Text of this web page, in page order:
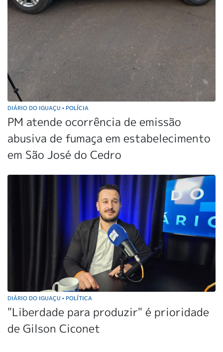
DIÁRIO DO IGUAÇU • POLÍCIA
PM atende ocorrência de emissão
abusiva de fumaça em estabelecimento
em São José do Cedro
DIÁRIO DO IGUAÇU • POLÍTICA
"Liberdade para produzir" é prioridade
de Gilson Ciconet